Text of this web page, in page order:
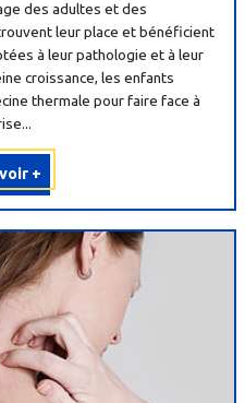
des adultes et des
leur place et bénéficient
à leur pathologie et à leur
croissance, les enfants
thermale pour faire face à
+